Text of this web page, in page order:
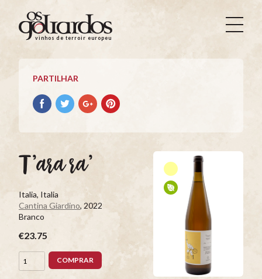
Os
Goliardos
Vinhos
Terroir
Europeus
vinhos de terroir europeus
PARTILHAR
Partilhar
no
Partilhar
no
Partilhar
no
Partilhar
no
T’ara ra’
Italia, Italia
Cantina Giardino, 2022
Branco
€23.75
COMPRAR